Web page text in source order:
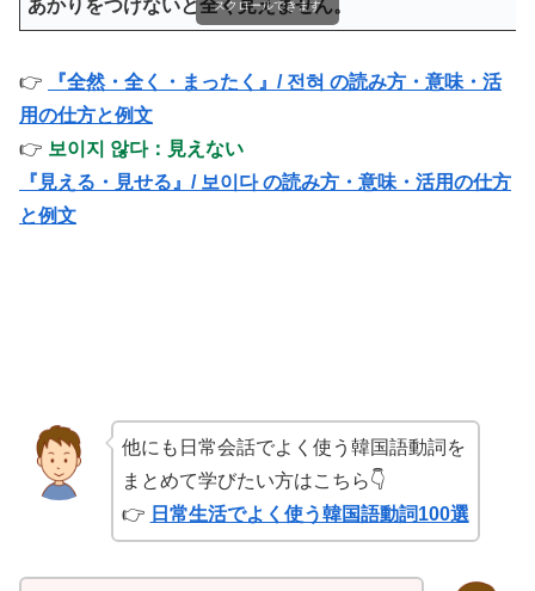
あかりをつけないと全く見えません。
スクロールできます
👉
『全然・全く・まったく』/ 전혀 の読み方・意味・活
用の仕方と例文
👉 보이지 않다：見えない
『見える・見せる』/ 보이다 の読み方・意味・活用の仕方
と例文
他にも日常会話でよく使う韓国語動詞を
まとめて学びたい方はこちら👇
👉 日常生活でよく使う韓国語動詞100選